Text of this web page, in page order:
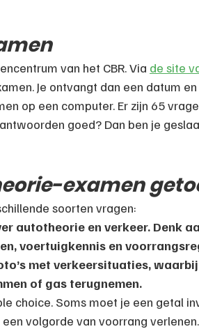
van het CBR. Via de site
Je ontvangt dan een datum
op een computer. Er zijn 65
goed? Dan ben je
examen
soorten vragen:
autotheorie en verkeer. Denk
voertuigkennis en
met verkeersituaties,
of gas terugnemen.
choice. Soms moet je een getal
volgorde van voorrang verlenen.